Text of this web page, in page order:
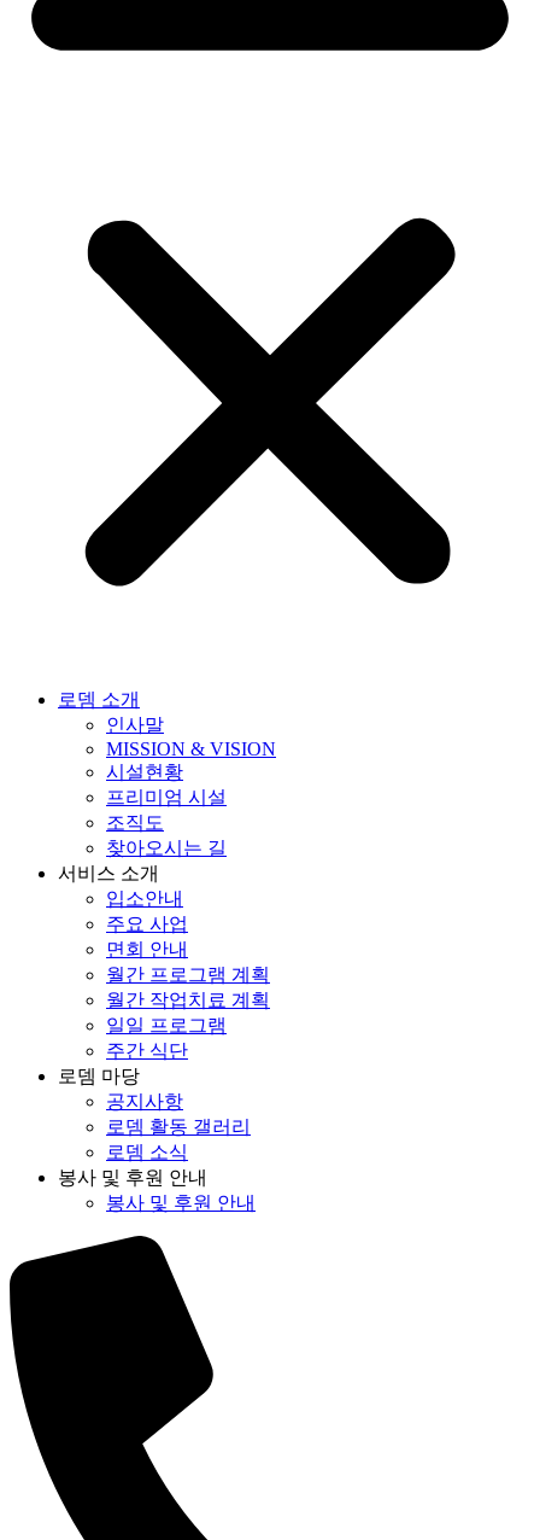
로뎀 소개
인사말
MISSION & VISION
시설현황
프리미엄 시설
조직도
찾아오시는 길
서비스 소개
입소안내
주요 사업
면회 안내
월간 프로그램 계획
월간 작업치료 계획
일일 프로그램
주간 식단
로뎀 마당
공지사항
로뎀 활동 갤러리
로뎀 소식
봉사 및 후원 안내
봉사 및 후원 안내